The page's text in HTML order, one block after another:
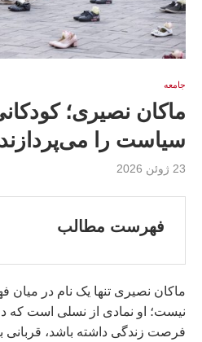
جامعه
ماکان نصیری؛
سیاست را می‌پردازند
23 ژوئن 2026
فهرست مطالب
ماکان نصیری تنها یک نام در میان
نیست؛ او نمادی از نسلی است که
فرصت زندگی داشته باشد، قربانی